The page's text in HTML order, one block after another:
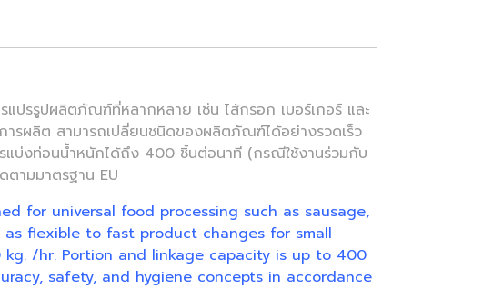
รรูปผลิตภัณฑ์ที่หลากหลาย เช่น ไส้กรอก เบอร์เกอร์ และ
ารผลิต สามารถเปลี่ยนชนิดของผลิตภัณฑ์ได้อย่างรวดเร็ว
แบ่งท่อนน้ำหนักได้ถึง 400 ชิ้นต่อนาที (กรณีใช้งานร่วมกับ
ตามมาตรฐาน EU
for universal food processing such as sausage,
flexible to fast product changes for small
/hr. Portion and linkage capacity is up to 400
safety, and hygiene concepts in accordance